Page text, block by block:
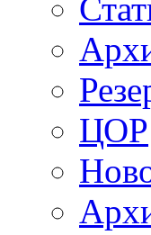
ЦОР